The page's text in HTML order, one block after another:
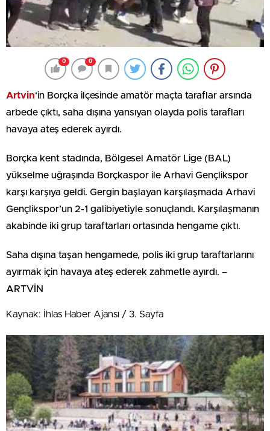
0 0
Artvin‘in Borçka ilçesinde amatör maçta taraflar arsında
arbede çıktı, saha dışına yansıyan olayda polis tarafları
havaya ateş ederek ayırdı.
Borçka kent stadında, Bölgesel Amatör Lige (BAL)
yükselme uğraşında Borçkaspor ile Arhavi Gençlikspor
karşı karşıya geldi. Gergin başlayan karşılaşmada Arhavi
Gençlikspor’un 2-1 galibiyetiyle sonuçlandı. Karşılaşmanın
akabinde iki grup taraftarları ortasında hengame çıktı.
Saha dışına taşan hengamede, polis iki grup taraftarlarını
ayırmak için havaya ateş ederek zahmetle ayırdı. –
ARTVİN
Kaynak: İhlas Haber Ajansı / 3. Sayfa